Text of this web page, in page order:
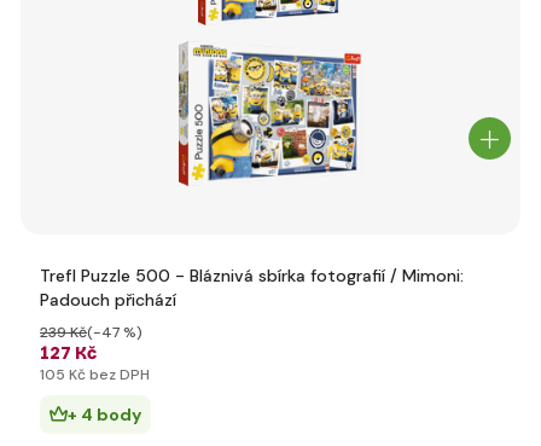
Trefl Puzzle 500 - Bláznivá sbírka fotografií / Mimoni:
Padouch přichází
127 Kč
239 Kč(-47 %)
105 Kč bez DPH
+ 4 body